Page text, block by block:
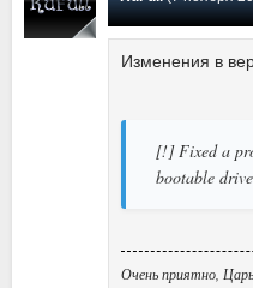
Изменения в
[!] Fixed a
bootable
Очень приятно,